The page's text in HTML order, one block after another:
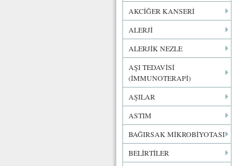
AKCİĞER KANSERİ
ALERJİ
ALERJİK NEZLE
AŞI TEDAVİSİ
(İMMUNOTERAPİ)
AŞILAR
ASTIM
BAĞIRSAK MİKROBİYOTASI
BELİRTİLER